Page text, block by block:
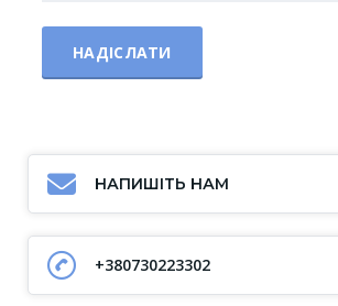
НАПИШІТЬ НАМ
+380730223302